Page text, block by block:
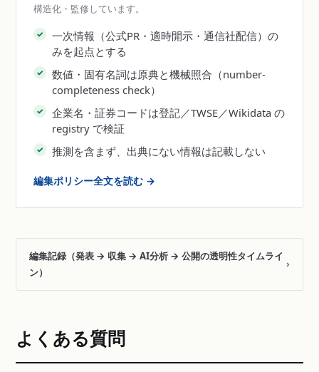
構造化・監修しています。
一次情報（公式PR・適時開示・通信社配信）の
みを起点とする
数値・固有名詞は原典と機械照合（number-
completeness check）
企業名・証券コードは登記／TWSE／Wikidata の
registry で検証
推測を含まず、出典にない情報は記載しない
編集ポリシー全文を読む →
編集記録（発表 → 収集 → AI分析 → 公開の透明性タイムライ
ン）
›
よくある質問